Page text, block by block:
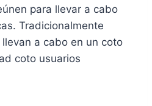
para llevar a cabo
Tradicionalmente
a cabo en un coto
coto usuarios